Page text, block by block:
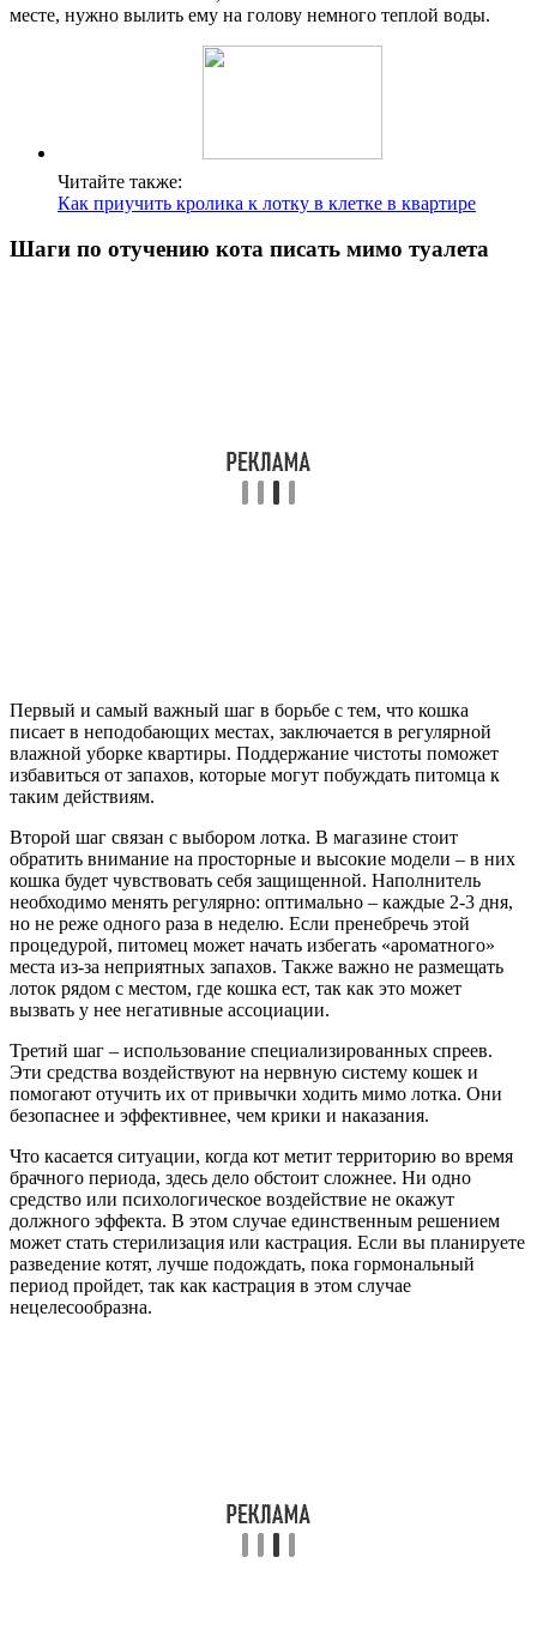
месте, нужно вылить ему на голову немного теплой воды.
Читайте также:
Как приучить кролика к лотку в клетке в квартире
Шаги по отучению кота писать мимо туалета
Первый и самый важный шаг в борьбе с тем, что кошка
писает в неподобающих местах, заключается в регулярной
влажной уборке квартиры. Поддержание чистоты поможет
избавиться от запахов, которые могут побуждать питомца к
таким действиям.
Второй шаг связан с выбором лотка. В магазине стоит
обратить внимание на просторные и высокие модели – в них
кошка будет чувствовать себя защищенной. Наполнитель
необходимо менять регулярно: оптимально – каждые 2-3 дня,
но не реже одного раза в неделю. Если пренебречь этой
процедурой, питомец может начать избегать «ароматного»
места из-за неприятных запахов. Также важно не размещать
лоток рядом с местом, где кошка ест, так как это может
вызвать у нее негативные ассоциации.
Третий шаг – использование специализированных спреев.
Эти средства воздействуют на нервную систему кошек и
помогают отучить их от привычки ходить мимо лотка. Они
безопаснее и эффективнее, чем крики и наказания.
Что касается ситуации, когда кот метит территорию во время
брачного периода, здесь дело обстоит сложнее. Ни одно
средство или психологическое воздействие не окажут
должного эффекта. В этом случае единственным решением
может стать стерилизация или кастрация. Если вы планируете
разведение котят, лучше подождать, пока гормональный
период пройдет, так как кастрация в этом случае
нецелесообразна.